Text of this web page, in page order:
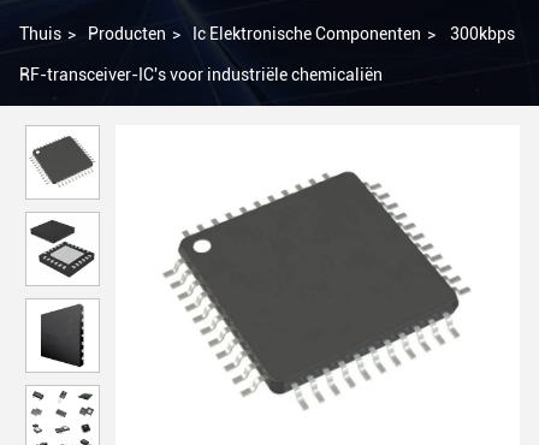
Thuis > Producten > Ic Elektronische Componenten > 300kbps
RF-transceiver-IC's voor industriële chemicaliën